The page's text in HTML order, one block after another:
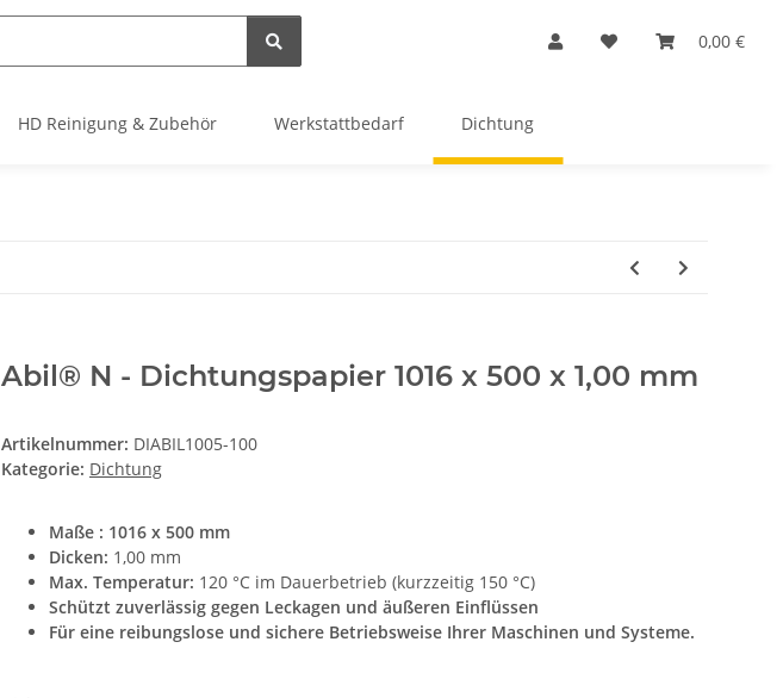
0,00 €
HD Reinigung & Zubehör Werkstattbedarf Dichtung
Abil® N - Dichtungspapier 1016 x 500 x 1,00 mm
Artikelnummer: DIABIL1005-100
Kategorie: Dichtung
Maße : 1016 x 500 mm
Dicken: 1,00 mm
Max. Temperatur: 120 °C im Dauerbetrieb (kurzzeitig 150 °C)
Schützt zuverlässig gegen Leckagen und äußeren Einflüssen
Für eine reibungslose und sichere Betriebsweise Ihrer Maschinen und Systeme.